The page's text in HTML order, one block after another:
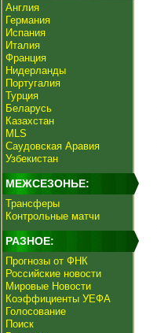
Англия
Германия
Испания
Италия
Франция
Нидерланды
Португалия
Турция
Беларусь
Казахстан
MLS
Саудовская Аравия
Узбекистан
МЕЖСЕЗОНЬЕ:
Трансферы
Контрольные матчи
РАЗНОЕ:
Прогнозы от ФНК
Российские новости
Мировые Новости
Коэффициенты УЕФА
Голосование
Поиск